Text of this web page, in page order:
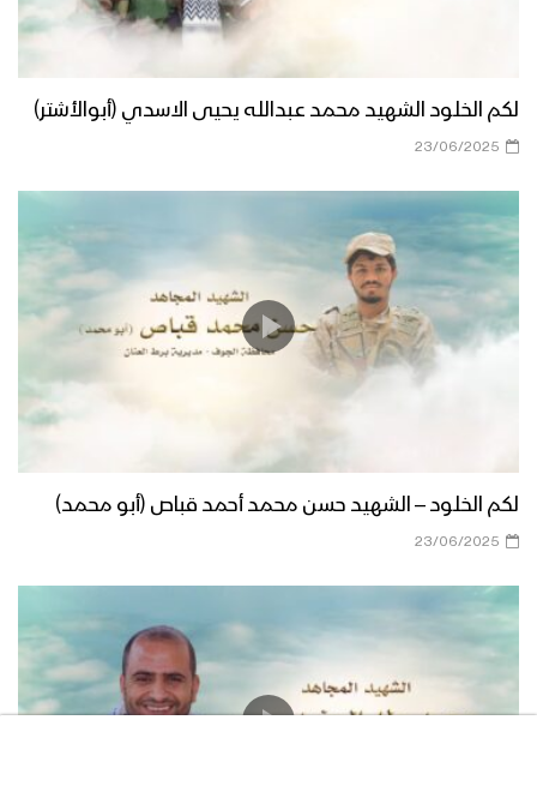
لكم الخلود الشهيد محمد عبدالله يحيى الاسدي (أبوالأشتر)
23/06/2025
لكم الخلود – الشهيد حسن محمد أحمد قباص (أبو محمد)
23/06/2025